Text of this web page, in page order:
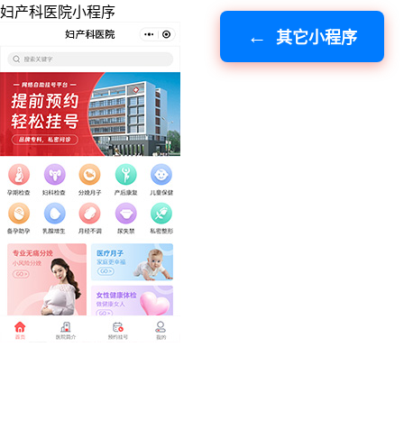
其它小程序
妇产科医院小程序